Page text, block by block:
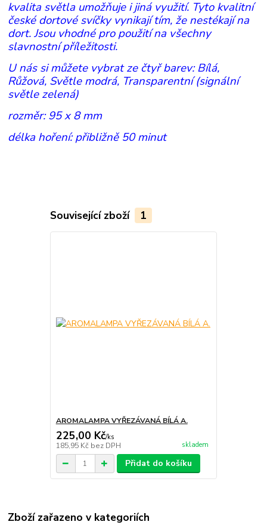
kvalita světla umožňuje i jiná využití. Tyto kvalitní
české dortové svíčky vynikají tím, že nestékají na
dort. Jsou vhodné pro použití na všechny
slavnostní příležitosti.
U nás si můžete vybrat ze čtyř barev: Bílá,
Růžová, Světle modrá, Transparentní (signální
světle zelená)
rozměr: 95 x 8 mm
délka hoření: přibližně 50 minut
Související zboží 1
AROMALAMPA VYŘEZÁVANÁ BÍLÁ A.
225,00 Kč/ks
185,95 Kč bez DPH skladem
Přidat do košíku
Zboží zařazeno v kategoriích